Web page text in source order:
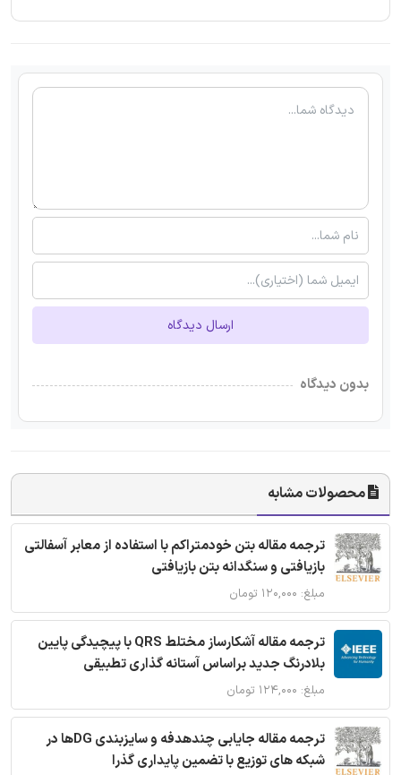
ارسال دیدگاه
بدون دیدگاه
محصولات مشابه
ترجمه مقاله بتن خودمتراکم با استفاده از معابر آسفالتی
بازیافتی و سنگدانه بتن بازیافتی
مبلغ: ۱۲۰,۰۰۰ تومان
ترجمه مقاله آشکارساز مختلط QRS با پیچیدگی پایین
بلادرنگ جدید براساس آستانه گذاری تطبیقی
مبلغ: ۱۲۴,۰۰۰ تومان
ترجمه مقاله جایابی چندهدفه و سایزبندی DGها در
شبکه های توزیع با تضمین پایداری گذرا